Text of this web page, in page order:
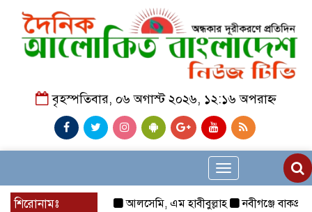
বৃহস্পতিবার, ০৬ অগাস্ট ২০২৬, ১২:১৬ অপরাহ্ন
Toggle
navigation
শিরোনামঃ আলসেমি, এম হাবীবুল্লাহ নবীগঞ্জে